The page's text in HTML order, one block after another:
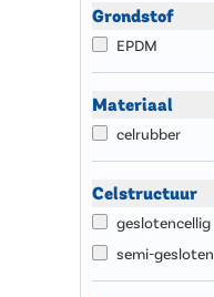
Grondstof
EPDM
Materiaal
celrubber
Celstructuur
geslotencellig
semi-gesloten